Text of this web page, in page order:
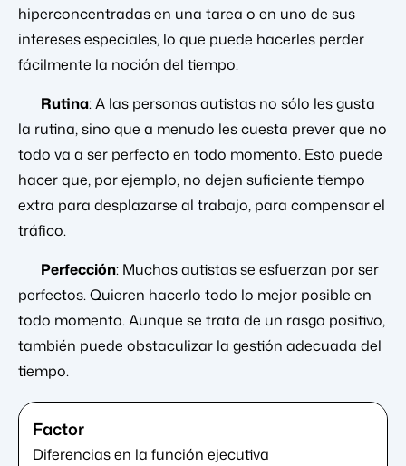
hiperconcentradas en una tarea o en uno de sus
intereses especiales, lo que puede hacerles perder
fácilmente la noción del tiempo.
Rutina: A las personas autistas no sólo les gusta
la rutina, sino que a menudo les cuesta prever que no
todo va a ser perfecto en todo momento. Esto puede
hacer que, por ejemplo, no dejen suficiente tiempo
extra para desplazarse al trabajo, para compensar el
tráfico.
Perfección: Muchos autistas se esfuerzan por ser
perfectos. Quieren hacerlo todo lo mejor posible en
todo momento. Aunque se trata de un rasgo positivo,
también puede obstaculizar la gestión adecuada del
tiempo.
Diferencias en la función ejecutiva